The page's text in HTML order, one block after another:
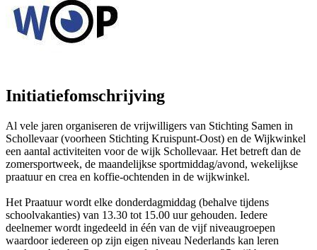
Initiatiefomschrijving
Al vele jaren organiseren de vrijwilligers van Stichting Samen in
Schollevaar (voorheen Stichting Kruispunt-Oost) en de Wijkwinkel
een aantal activiteiten voor de wijk Schollevaar. Het betreft dan de
zomersportweek, de maandelijkse sportmiddag/avond, wekelijkse
praatuur en crea en koffie-ochtenden in de wijkwinkel.
Het Praatuur wordt elke donderdagmiddag (behalve tijdens
schoolvakanties) van 13.30 tot 15.00 uur gehouden. Iedere
deelnemer wordt ingedeeld in één van de vijf niveaugroepen
waardoor iedereen op zijn eigen niveau Nederlands kan leren